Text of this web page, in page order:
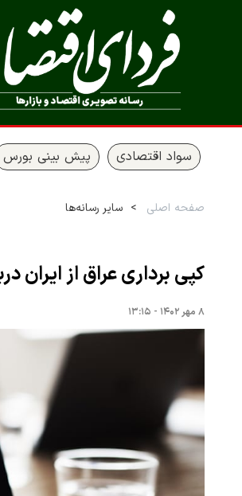
سواد اقتصادی پیش بینی بورس
صفحه اصلی سایر رسانه‌ها
کپی برداری عراق از ایران
۸ مهر ۱۴۰۲ - ۱۳:۱۵